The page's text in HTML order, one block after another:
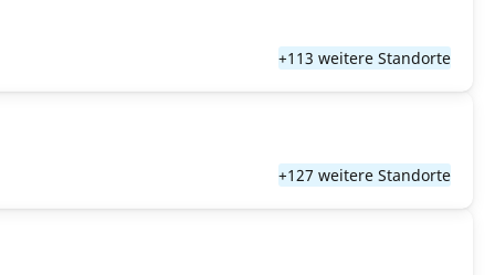
+113 weitere Standorte
+127 weitere Standorte